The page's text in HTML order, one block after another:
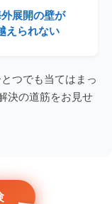
展開の壁が
えられない
つでも当てはまっ
決の道筋をお見せ